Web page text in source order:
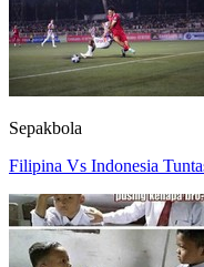
Sepakbola
Filipina Vs Indonesia